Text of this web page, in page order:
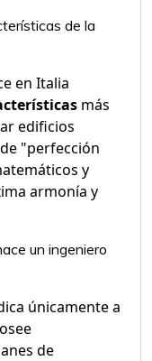
de la
en Italia
más
edificios
"perfección
y
armonía y
un ingeniero
únicamente a
de